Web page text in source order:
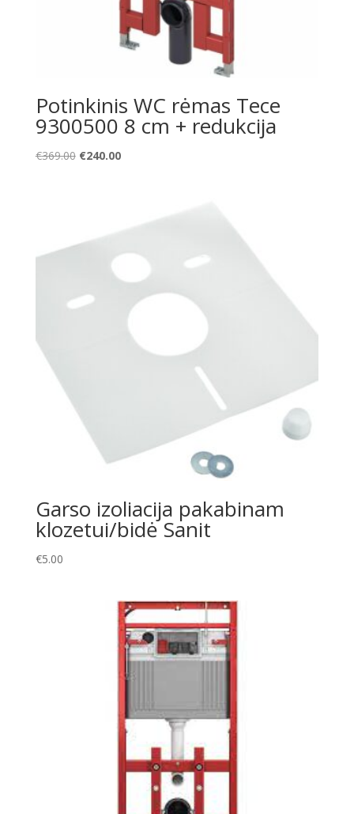
Potinkinis WC rėmas Tece
9300500 8 cm + redukcija
€369.00 Original
€240.00Current
Garso izoliacija pakabinam
klozetui/bidė Sanit
€5.00